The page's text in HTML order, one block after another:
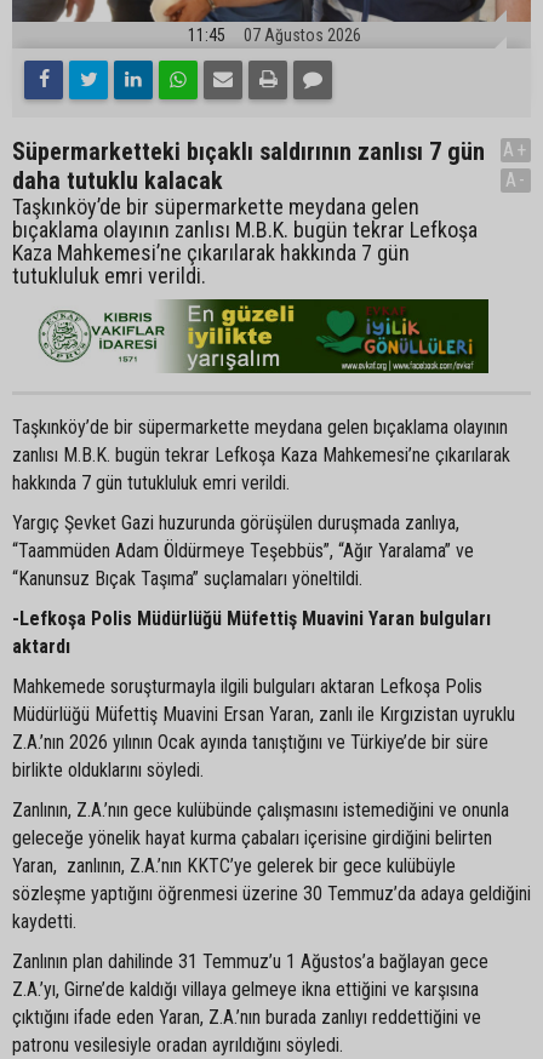
11:45 07 Ağustos 2026
Süpermarketteki bıçaklı saldırının zanlısı 7 gün
daha tutuklu kalacak
Taşkınköy’de bir süpermarkette meydana gelen
bıçaklama olayının zanlısı M.B.K. bugün tekrar Lefkoşa
Kaza Mahkemesi’ne çıkarılarak hakkında 7 gün
tutukluluk emri verildi.
A+
A-
Taşkınköy’de bir süpermarkette meydana gelen bıçaklama olayının
zanlısı M.B.K. bugün tekrar Lefkoşa Kaza Mahkemesi’ne çıkarılarak
hakkında 7 gün tutukluluk emri verildi.
Yargıç Şevket Gazi huzurunda görüşülen duruşmada zanlıya,
“Taammüden Adam Öldürmeye Teşebbüs”, “Ağır Yaralama” ve
“Kanunsuz Bıçak Taşıma” suçlamaları yöneltildi.
-Lefkoşa Polis Müdürlüğü Müfettiş Muavini Yaran bulguları
aktardı
Mahkemede soruşturmayla ilgili bulguları aktaran Lefkoşa Polis
Müdürlüğü Müfettiş Muavini Ersan Yaran, zanlı ile Kırgızistan uyruklu
Z.A.’nın 2026 yılının Ocak ayında tanıştığını ve Türkiye’de bir süre
birlikte olduklarını söyledi.
Zanlının, Z.A.’nın gece kulübünde çalışmasını istemediğini ve onunla
geleceğe yönelik hayat kurma çabaları içerisine girdiğini belirten
Yaran, zanlının, Z.A.’nın KKTC’ye gelerek bir gece kulübüyle
sözleşme yaptığını öğrenmesi üzerine 30 Temmuz’da adaya geldiğini
kaydetti.
Zanlının plan dahilinde 31 Temmuz’u 1 Ağustos’a bağlayan gece
Z.A.’yı, Girne’de kaldığı villaya gelmeye ikna ettiğini ve karşısına
çıktığını ifade eden Yaran, Z.A.’nın burada zanlıyı reddettiğini ve
patronu vesilesiyle oradan ayrıldığını söyledi.